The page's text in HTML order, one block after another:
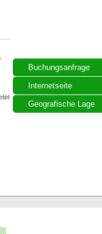
Buchungsanfrage
Internetseite
Geografische Lage